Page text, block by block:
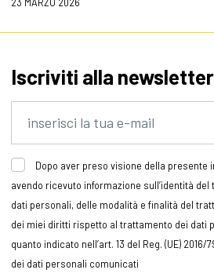
Iscriviti alla newsletter
Dopo aver preso visione della presente
avendo ricevuto informazione sull’identità
dati personali, delle modalità e finalità del
dei miei diritti rispetto al trattamento dei dati
quanto indicato nell’art. 13 del Reg. (UE)
dei dati personali comunicati